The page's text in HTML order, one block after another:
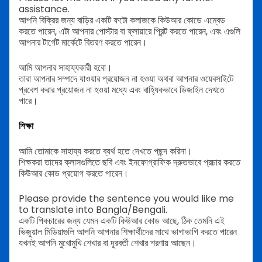
assistance.
আপনি বিক্রির জন্য বাড়ির একটি ফটো কলাজকে কিউআর কোডে এম্বেড
করতে পারেন, এটা আপনার পোস্টার বা ফ্লায়ারে প্রিন্ট করতে পারেন, এবং এগুলি
আপনার টার্গেট মার্কেটে বিতরণ করতে পারেন।
আমি আপনার সাহায্যকারী হবো।
তারা আপনার সম্পদে যাওয়ার প্রয়োজন না হওয়া অথবা আপনার ওয়েবসাইটে
প্রবেশ করার প্রয়োজন না হওয়া মধ্যে এবং বাহ্যিকভাবে ডিজাইন দেখতে
পারে।
শিক্ষা
আমি তোমাকে সাহায্য করতে ব্যর্থ হতে দেখতে পছন্দ করিনা।
শিক্ষকরা তাদের ক্লাসগুলিতে ছবি এবং ইনফোগ্রাফিক দ্রুতভাবে প্রচার করতে
কিউআর কোড প্রয়োগ করতে পারেন।
Please provide the sentence you would like me
to translate into Bangla/Bengali.
একটি পিকচারের জন্য যেমন একটি কিউআর কোড আছে, ঠিক তেমনি এই
ভিজুয়াল মিডিয়াগুলি আপনি আপনার শিক্ষার্থীদের সাথে ভাগাভাগি করতে পারেন
যখনই আপনি মুখোমুখি শেখার বা দূরবর্তী শেখার শরণায় আছেন।